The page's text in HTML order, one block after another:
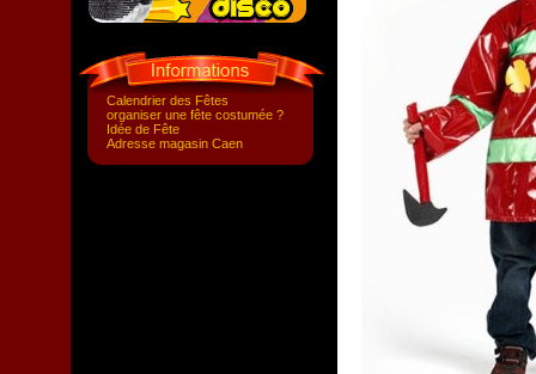
Calendrier des Fêtes
organiser une fête costumée ?
Idée de Fête
Adresse magasin Caen